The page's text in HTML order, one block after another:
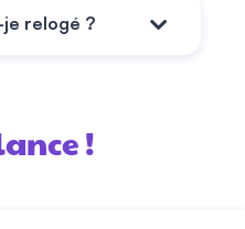
sur le chat,
je relogé ?
votre petit
!